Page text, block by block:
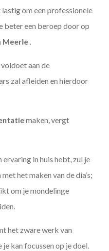
lastig om een professionele
beter een beroep door op
Meerle .
aan de
zal afleiden en hierdoor
maken, vergt
ervaring in huis hebt, zul je
het maken van de dia’s;
om je mondelinge
het zware werk van
kan focussen op je doel.